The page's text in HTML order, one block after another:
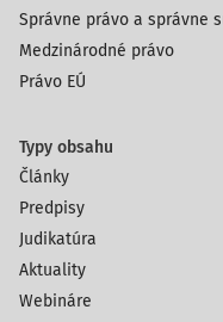
Správne právo a správne
Medzinárodné právo
Právo EÚ
Typy obsahu
Články
Predpisy
Judikatúra
Aktuality
Webináre